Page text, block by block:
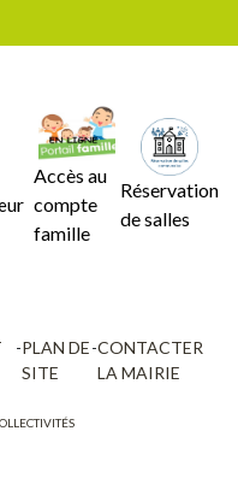
Accès au
compte
famille
Réservation
de salles
-PLAN DE
SITE
-CONTACTER
LA MAIRIE